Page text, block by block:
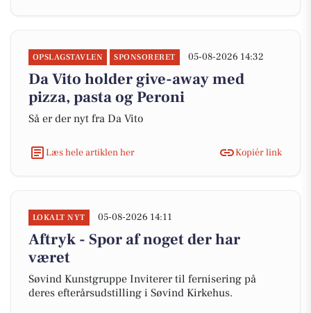
OPSLAGSTAVLEN SPONSORERET 05-08-2026 14:32
Da Vito holder give-away med
pizza, pasta og Peroni
Så er der nyt fra Da Vito
Læs hele artiklen her Kopiér link
LOKALT NYT 05-08-2026 14:11
Aftryk - Spor af noget der har
været
Søvind Kunstgruppe Inviterer til fernisering på
deres efterårsudstilling i Søvind Kirkehus.